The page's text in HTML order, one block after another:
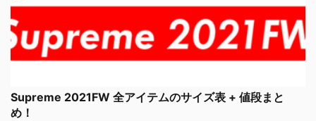
Supreme 2021FW 全アイテムのサイズ表 + 値段まと
め！